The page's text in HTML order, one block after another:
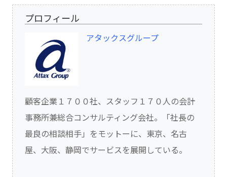
プロフィール
アタックスグループ
顧客企業１７００社、スタッフ１７０人の会計
事務所兼総合コンサルティング会社。「社長の
最良の相談相手」をモットーに、東京、名古
屋、大阪、静岡でサービスを展開している。